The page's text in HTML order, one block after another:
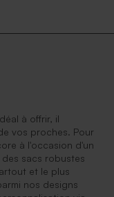
à offrir, il
vos proches. Pour
à l'occasion d'un
sacs robustes
et le plus
nos designs